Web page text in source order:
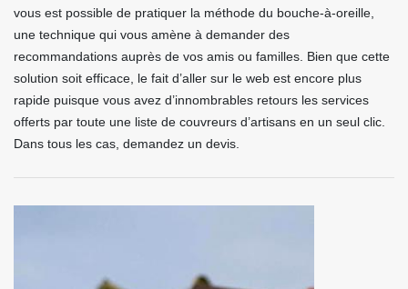
vous est possible de pratiquer la méthode du bouche-à-oreille,
une technique qui vous amène à demander des
recommandations auprès de vos amis ou familles. Bien que cette
solution soit efficace, le fait d’aller sur le web est encore plus
rapide puisque vous avez d’innombrables retours les services
offerts par toute une liste de couvreurs d’artisans en un seul clic.
Dans tous les cas, demandez un devis.